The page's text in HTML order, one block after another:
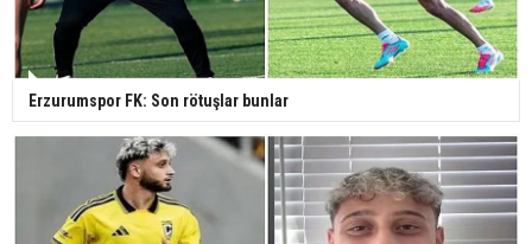
Erzurumspor FK: Son rötuşlar bunlar